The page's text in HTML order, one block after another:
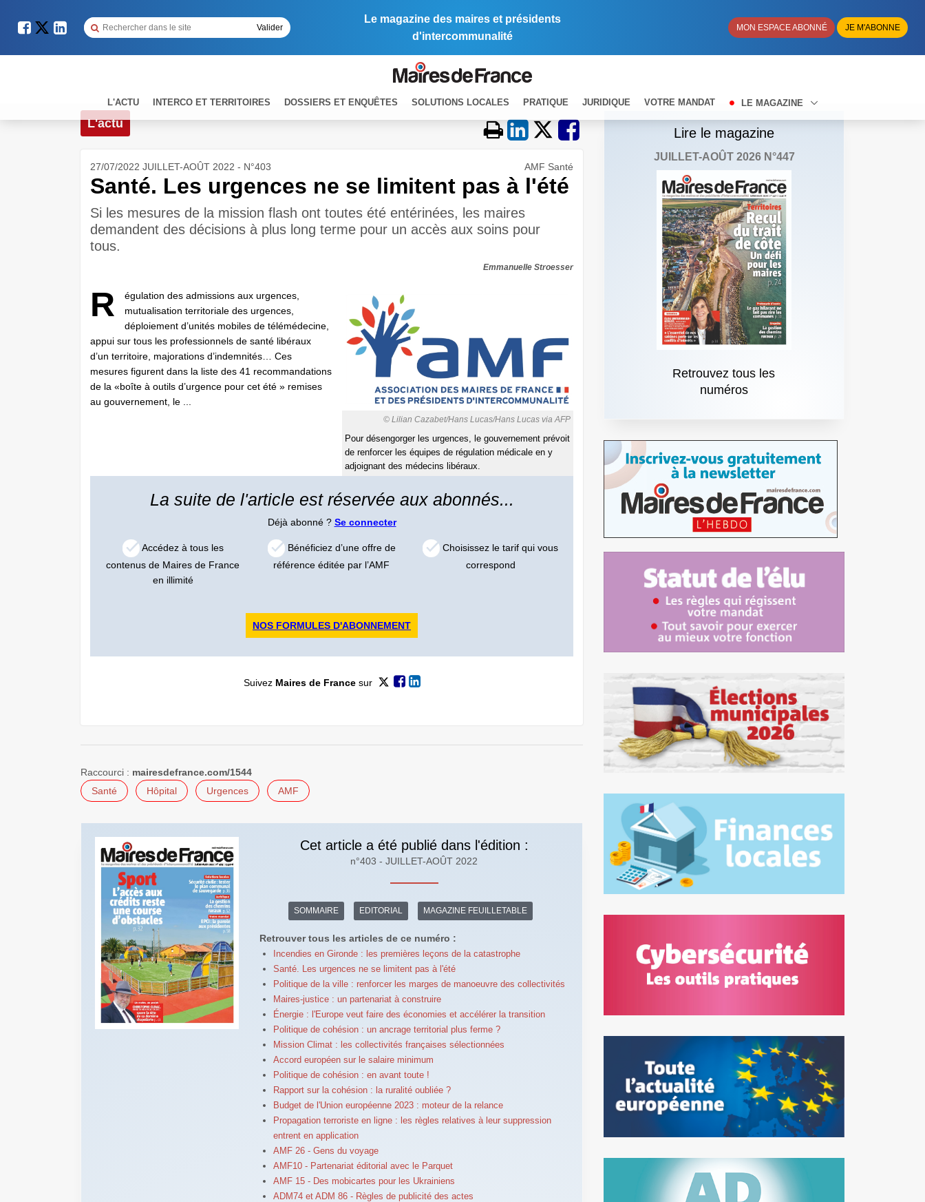
Le magazine des maires et présidents
d'intercommunalité
MON ESPACE ABONNÉ JE M'ABONNE
L'ACTU INTERCO ET TERRITOIRES DOSSIERS ET ENQUÊTES SOLUTIONS LOCALES PRATIQUE JURIDIQUE VOTRE MANDAT LE MAGAZINE
L'actu
27/07/2022 JUILLET-AOÛT 2022 - N°403 AMF Santé
Santé. Les urgences ne se limitent pas à l'été
Si les mesures de la mission flash ont toutes été entérinées, les maires
demandent des décisions à plus long terme pour un accès aux soins pour
tous.
Emmanuelle Stroesser
© Lilian Cazabet/Hans Lucas/Hans Lucas via AFP
Pour désengorger les urgences, le gouvernement prévoit
de renforcer les équipes de régulation médicale en y
adjoignant des médecins libéraux.
R
égulation des admissions aux urgences,
mutualisation territoriale des urgences,
déploiement d’unités mobiles de télémédecine,
appui sur tous les professionnels de santé libéraux
d’un territoire, majorations d’indemnités… Ces
mesures figurent dans la liste des 41 recommandations
de la «boîte à outils d’urgence pour cet été » remises
au gouvernement, le ...
La suite de l'article est réservée aux abonnés...
Déjà abonné ? Se connecter
Accédez à tous les
contenus de Maires de France
en illimité
Bénéficiez d’une offre de
référence éditée par l’AMF
Choisissez le tarif qui vous
correspond
NOS FORMULES D'ABONNEMENT
Suivez Maires de Francesur
Raccourci : mairesdefrance.com/1544
Santé
Hôpital Urgences AMF
Cet article a été publié dans l'édition :
n°403 - JUILLET-AOÛT 2022
SOMMAIRE EDITORIAL MAGAZINE FEUILLETABLE
Retrouver tous les articles de ce numéro :
Incendies en Gironde : les premières leçons de la catastrophe
Santé. Les urgences ne se limitent pas à l'été
Politique de la ville : renforcer les marges de manoeuvre des collectivités
Maires-justice : un partenariat à construire
Énergie : l'Europe veut faire des économies et accélérer la transition
Politique de cohésion : un ancrage territorial plus ferme ?
Mission Climat : les collectivités françaises sélectionnées
Accord européen sur le salaire minimum
Politique de cohésion : en avant toute !
Rapport sur la cohésion : la ruralité oubliée ?
Budget de l'Union européenne 2023 : moteur de la relance
Propagation terroriste en ligne : les règles relatives à leur suppression
entrent en application
AMF 26 - Gens du voyage
AMF10 - Partenariat éditorial avec le Parquet
AMF 15 - Des mobicartes pour les Ukrainiens
ADM74 et ADM 86 - Règles de publicité des actes
Lire le magazine
JUILLET-AOÛT 2026 N°447
Retrouvez tous les
numéros